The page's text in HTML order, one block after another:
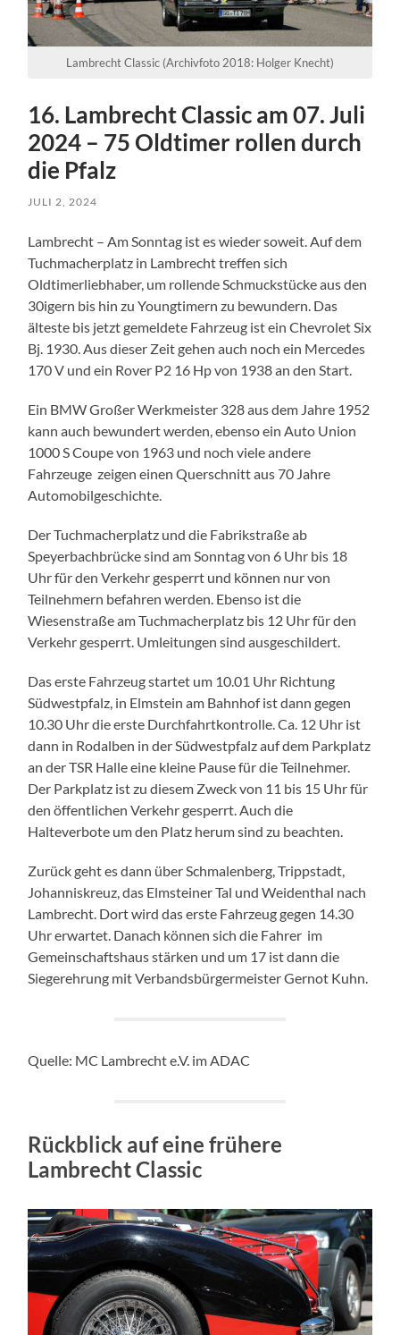
Lambrecht Classic (Archivfoto 2018: Holger Knecht)
16. Lambrecht Classic am 07. Juli
2024 – 75 Oldtimer rollen durch
die Pfalz
JULI 2, 2024
Lambrecht – Am Sonntag ist es wieder soweit. Auf dem
Tuchmacherplatz in Lambrecht treffen sich
Oldtimerliebhaber, um rollende Schmuckstücke aus den
30igern bis hin zu Youngtimern zu bewundern. Das
älteste bis jetzt gemeldete Fahrzeug ist ein Chevrolet Six
Bj. 1930. Aus dieser Zeit gehen auch noch ein Mercedes
170 V und ein Rover P2 16 Hp von 1938 an den Start.
Ein BMW Großer Werkmeister 328 aus dem Jahre 1952
kann auch bewundert werden, ebenso ein Auto Union
1000 S Coupe von 1963 und noch viele andere
Fahrzeuge zeigen einen Querschnitt aus 70 Jahre
Automobilgeschichte.
Der Tuchmacherplatz und die Fabrikstraße ab
Speyerbachbrücke sind am Sonntag von 6 Uhr bis 18
Uhr für den Verkehr gesperrt und können nur von
Teilnehmern befahren werden. Ebenso ist die
Wiesenstraße am Tuchmacherplatz bis 12 Uhr für den
Verkehr gesperrt. Umleitungen sind ausgeschildert.
Das erste Fahrzeug startet um 10.01 Uhr Richtung
Südwestpfalz, in Elmstein am Bahnhof ist dann gegen
10.30 Uhr die erste Durchfahrtkontrolle. Ca. 12 Uhr ist
dann in Rodalben in der Südwestpfalz auf dem Parkplatz
an der TSR Halle eine kleine Pause für die Teilnehmer.
Der Parkplatz ist zu diesem Zweck von 11 bis 15 Uhr für
den öffentlichen Verkehr gesperrt. Auch die
Halteverbote um den Platz herum sind zu beachten.
Zurück geht es dann über Schmalenberg, Trippstadt,
Johanniskreuz, das Elmsteiner Tal und Weidenthal nach
Lambrecht. Dort wird das erste Fahrzeug gegen 14.30
Uhr erwartet. Danach können sich die Fahrer im
Gemeinschaftshaus stärken und um 17 ist dann die
Siegerehrung mit Verbandsbürgermeister Gernot Kuhn.
Quelle: MC Lambrecht e.V. im ADAC
Rückblick auf eine frühere
Lambrecht Classic